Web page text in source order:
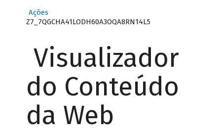
Ações
Z7_7QGCHA41LODH60A3OQA8RN14L5
Visualizador
do Conteúdo
da Web